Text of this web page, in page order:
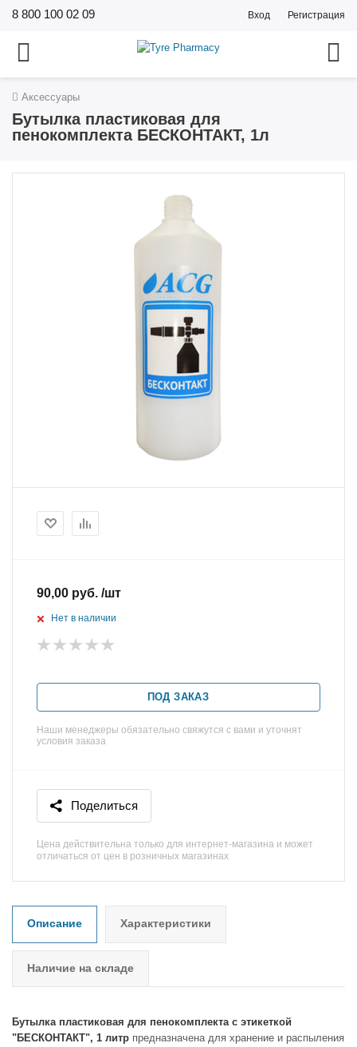
8 800 100 02 09 Вход Регистрация
Аксессуары
Бутылка пластиковая для
пенокомплекта БЕСКОНТАКТ, 1л
90,00 руб. /шт
Нет в наличии
ПОД ЗАКАЗ
Наши менеджеры обязательно свяжутся с вами и уточнят
условия заказа
Поделиться
Цена действительна только для интернет-магазина и может
отличаться от цен в розничных магазинах
Описание Характеристики
Наличие на складе
Бутылка пластиковая для пенокомплекта с этикеткой
"БЕСКОНТАКТ", 1 литр предназначена для хранение и распыления